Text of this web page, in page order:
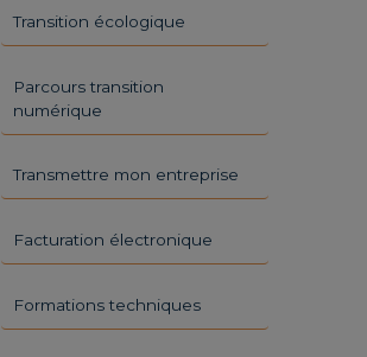
Transition écologique
Parcours transition
numérique
Transmettre mon entreprise
Facturation électronique
Formations techniques